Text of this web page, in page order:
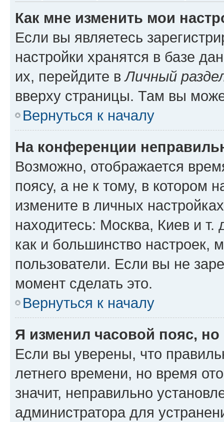
Как мне изменить мои
Если вы являетесь
настройки хранятся в базе
их, перейдите вЛичный
вверху страницы. Там вы
Вернуться к началу
На конференции
Возможно, отображается
поясу, а не к тому, в котором
измените в личных
находитесь: Москва, Киев и т.
как и большинство настроек,
пользователи. Если вы не
момент сделать это.
Вернуться к началу
Я изменил часовой пояс,
Если вы уверены, что
летнего времени, но время
значит, неправильно
администратора для